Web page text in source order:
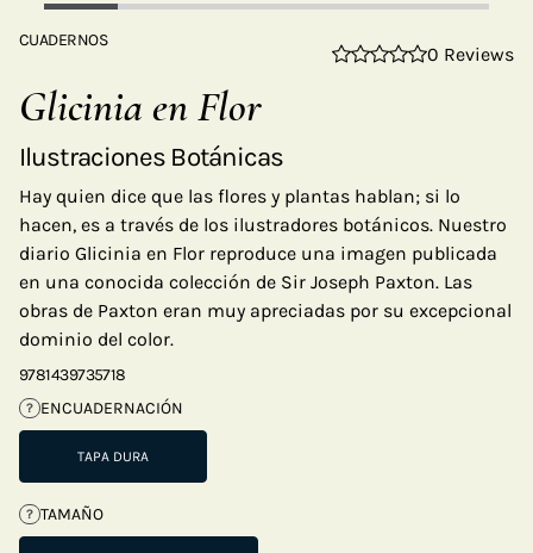
CUADERNOS
0 Reviews
Glicinia en Flor
Ilustraciones Botánicas
Hay quien dice que las flores y plantas hablan; si lo
hacen, es a través de los ilustradores botánicos. Nuestro
diario Glicinia en Flor reproduce una imagen publicada
en una conocida colección de Sir Joseph Paxton. Las
obras de Paxton eran muy apreciadas por su excepcional
dominio del color.
9781439735718
? ENCUADERNACIÓN
TAPA DURA
? TAMAÑO